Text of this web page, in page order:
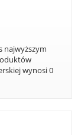
najwyższym
wynosi 0